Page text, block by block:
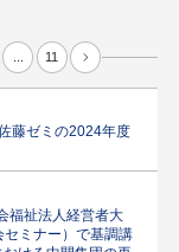
11
藤ゼミの2024年度
福祉法人経営者大
ミナー）で基調講